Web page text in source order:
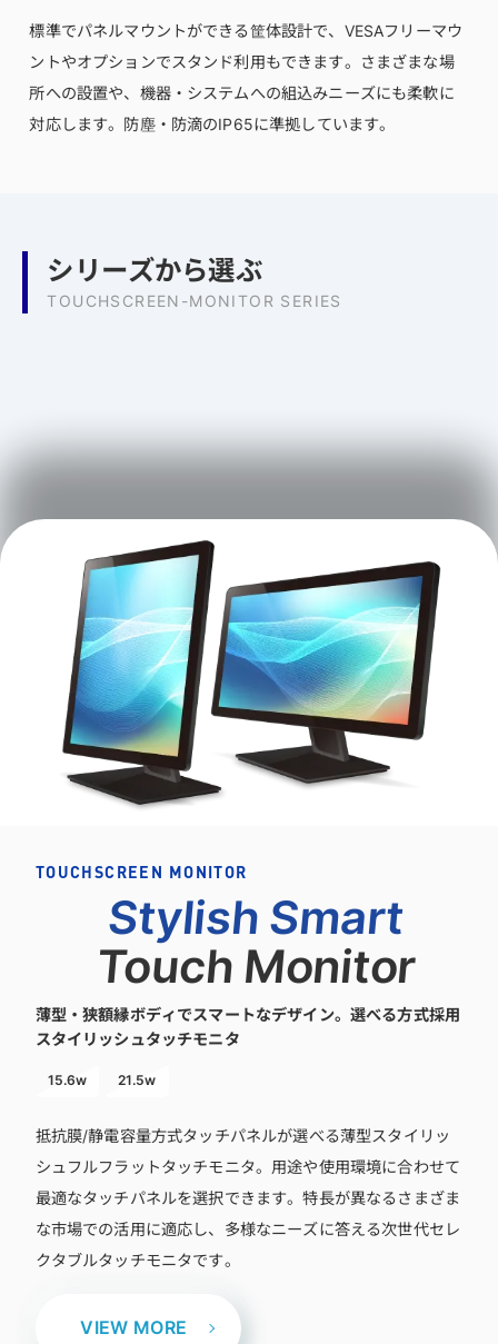
標準でパネルマウントができる筐体設計で、VESAフリーマウ
ントやオプションでスタンド利用もできます。さまざまな場
所への設置や、機器・システムへの組込みニーズにも柔軟に
対応します。防塵・防滴のIP65に準拠しています。
シリーズから選ぶ
TOUCHSCREEN-MONITOR SERIES
TOUCHSCREEN MONITOR
Stylish Smart
Touch Monitor
薄型・狭額縁ボディでスマートなデザイン。選べる方式採用
スタイリッシュタッチモニタ
15.6w 21.5w
抵抗膜/静電容量方式タッチパネルが選べる薄型スタイリッ
シュフルフラットタッチモニタ。用途や使用環境に合わせて
最適なタッチパネルを選択できます。特長が異なるさまざま
な市場での活用に適応し、多様なニーズに答える次世代セレ
クタブルタッチモニタです。
VIEW MORE